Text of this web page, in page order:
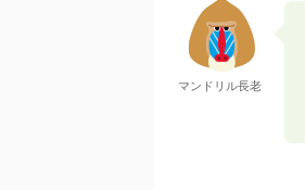
マンドリル長老